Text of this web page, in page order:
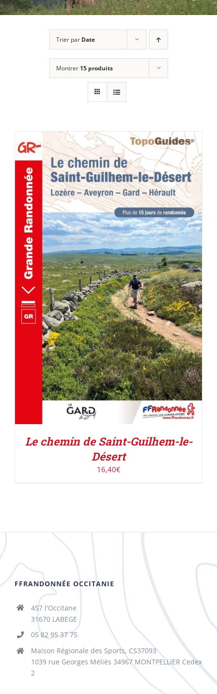
Trier par Date
Montrer 15 produits
AJOUTER AU PANIER / DÉTAILS
Le chemin de Saint-Guilhem-le-
Désert
16,40€
FFRANDONNÉE OCCITANIE
457 l'Occitane
31670 LABEGE
05 82 95 37 75
Maison Régionale des Sports, CS37093
1039 rue Georges Méliès 34967 MONTPELLIER Cedex
2